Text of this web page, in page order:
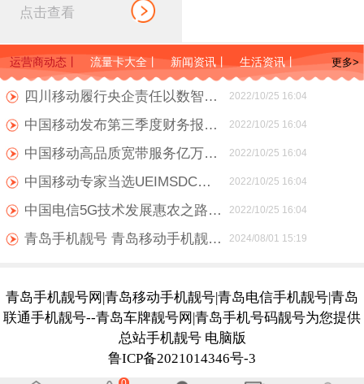
点击查看
运营商动态 流量卡大全 丨 新闻资讯丨 生活资讯丨 更多>
四川移动履行央企责任以数智力量助力四川经济高速发展 2022/10/25 16:04
中国移动发布第三季度财务报告 整体呈现增收不增利 2022/10/25 16:04
中国移动高品质宽带服务亿万家庭智享美好生活 2022/10/25 16:04
中国移动专家当选UEIMSDC工作组主席 进一步提升了移动国际标准影响力 2022/10/25 16:04
中国电信5G技术发展惠农之路 为数智化乡村振兴插上腾飞的翅膀 2022/10/25 16:04
青岛手机靓号 青岛移动手机靓号 青岛移动号码 青岛靓号网 青岛手机卡号 2024/08/01 15:19
青岛手机靓号网|青岛移动手机靓号|青岛电信手机靓号|青岛
联通手机靓号--青岛车牌靓号网|青岛手机号码靓号为您提供
总站手机靓号 电脑版
鲁ICP备2021014346号-3